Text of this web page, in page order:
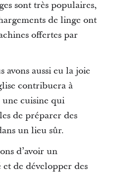
sont très populaires,
de linge ont
offertes par
avons aussi eu la joie
contribuera à
cuisine qui
de préparer des
un lieu sûr.
d’avoir un
de développer des